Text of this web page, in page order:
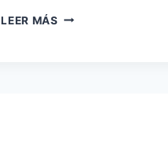
LEER MÁS ¿TU